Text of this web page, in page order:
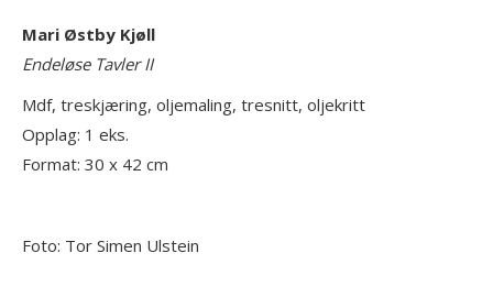
Mari Østby Kjøll
Endeløse Tavler II
Mdf, treskjæring, oljemaling, tresnitt, oljekritt
Opplag: 1 eks.
Format: 30 x 42 cm
Foto: Tor Simen Ulstein